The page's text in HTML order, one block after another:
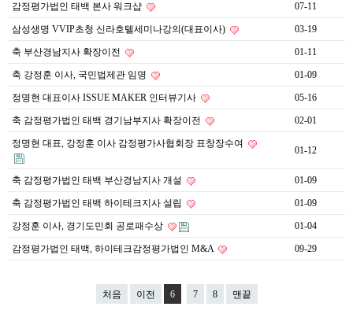
감정평가법인 태백 본사 워크샵 07-11
삼성생명 VVIP초청 신라호텔세미나강의(대표이사) 03-19
축 부산경남지사 확장이전 01-11
축 강정훈 이사, 국민법제관 임명 01-09
정명현 대표이사 ISSUE MAKER 인터뷰기사 05-16
축 감정평가법인 태백 경기남부지사 확장이전 02-01
정명현 대표, 강정훈 이사 감정평가사협회장 표창장수여
01-12
축 감정평가법인 태백 부산경남지사 개설 01-09
축 감정평가법인 태백 하이테크지사 설립 01-09
강정훈 이사, 경기도민회 공로패수상 01-04
감정평가법인 태백, 하이테크감정평가법인 M&A 09-29
처음 이전 6 7 8 맨끝